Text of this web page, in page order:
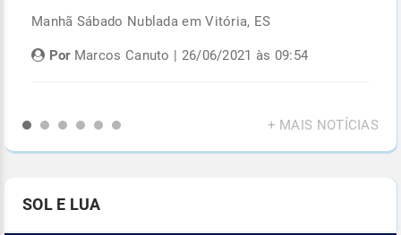
Manhã Sábado Nublada em Vitória, ES
PorMarcos Canuto | 26/06/2021 às 09:54
+ MAIS NOTÍCIAS
SOL E LUA